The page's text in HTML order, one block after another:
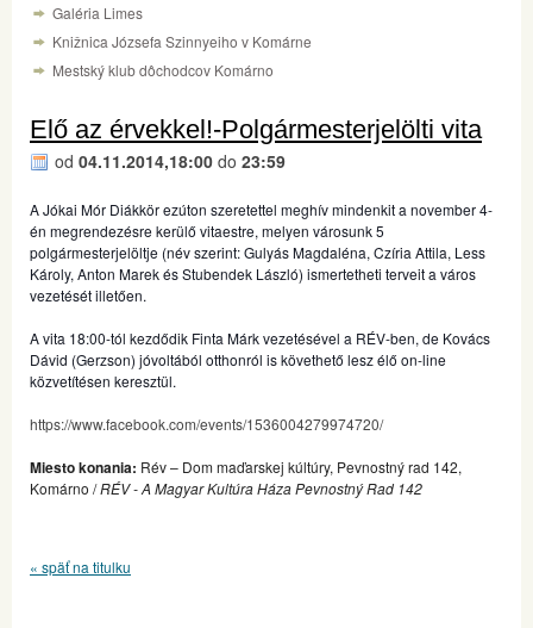
Galéria Limes
Knižnica Józsefa Szinnyeiho v Komárne
Mestský klub dôchodcov Komárno
Elő az érvekkel!-Polgármesterjelölti vita
od 04.11.2014,18:00 do 23:59
A Jókai Mór Diákkör ezúton szeretettel meghív mindenkit a november 4-
én megrendezésre kerülő vitaestre, melyen városunk 5
polgármesterjelöltje (név szerint: Gulyás Magdaléna, Czíria Attila, Less
Károly, Anton Marek és Stubendek László) ismertetheti terveit a város
vezetését illetően.
A vita 18:00-tól kezdődik Finta Márk vezetésével a RÉV-ben, de Kovács
Dávid (Gerzson) jóvoltából otthonról is követhető lesz élő on-line
közvetítésen keresztül.
https://www.facebook.com/events/1536004279974720/
Miesto konania: Rév – Dom maďarskej kúltúry, Pevnostný rad 142,
Komárno /RÉV - A Magyar Kultúra Háza Pevnostný Rad 142
« späť na titulku